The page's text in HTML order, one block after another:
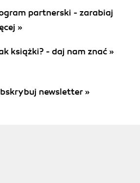
partnerski - zarabiaj
»
książki? - daj nam znać »
newsletter »